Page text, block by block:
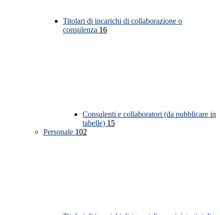
Titolari di incarichi di collaborazione o
consulenza 16
Consulenti e collaboratori (da pubblicare in
tabelle) 15
Personale 102